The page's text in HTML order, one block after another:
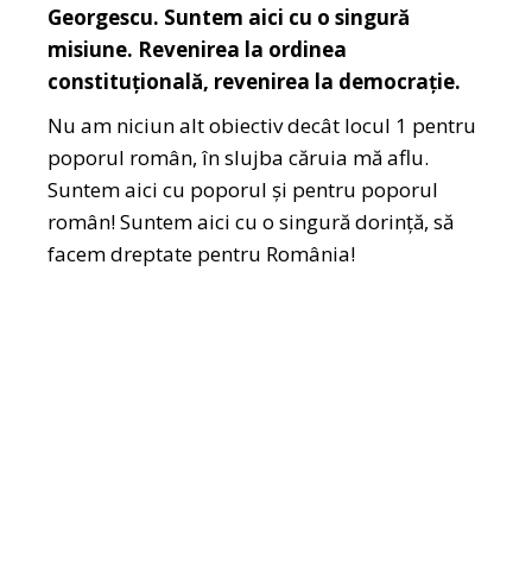
Georgescu. Suntem aici cu o singură
misiune. Revenirea la ordinea
constituțională, revenirea la democrație.
Nu am niciun alt obiectiv decât locul 1 pentru
poporul român, în slujba căruia mă aflu.
Suntem aici cu poporul și pentru poporul
român! Suntem aici cu o singură dorință, să
facem dreptate pentru România!